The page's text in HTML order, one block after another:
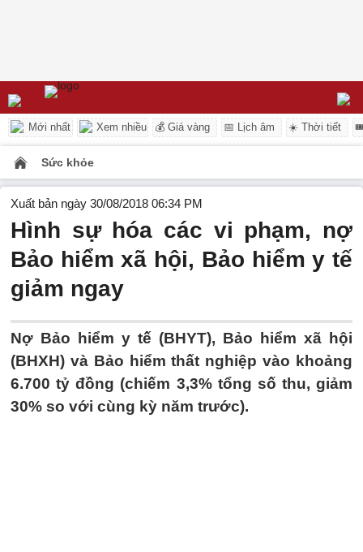
Mới nhất Xem nhiều 💰 Giá vàng 📅 Lịch âm ☀️ Thời tiết
Sức khỏe
Xuất bản ngày 30/08/2018 06:34 PM
Hình sự hóa các vi phạm, nợ
Bảo hiểm xã hội, Bảo hiểm y tế
giảm ngay
Nợ Bảo hiểm y tế (BHYT), Bảo hiểm xã hội
(BHXH) và Bảo hiểm thất nghiệp vào khoảng
6.700 tỷ đồng (chiếm 3,3% tổng số thu, giảm
30% so với cùng kỳ năm trước).